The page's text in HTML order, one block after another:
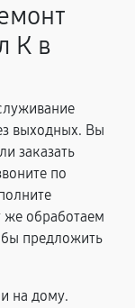
К в
выходных. Вы
заказать
по
же обработаем
предложить
на дому.